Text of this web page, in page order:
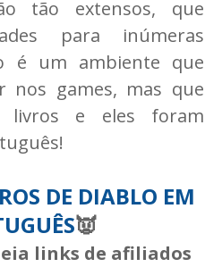
tão extensos, que
para inúmeras
é um ambiente que
nos games, mas que
livros e eles foram
DE DIABLO EM
👿
links de afiliados